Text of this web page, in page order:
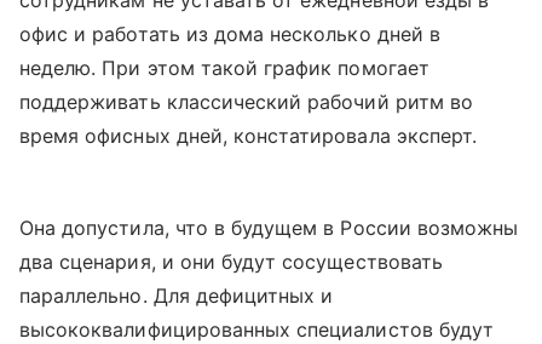
офис и работать из дома несколько дней в
неделю. При этом такой график помогает
поддерживать классический рабочий ритм во
время офисных дней, констатировала эксперт.
Она допустила, что в будущем в России возможны
два сценария, и они будут сосуществовать
параллельно. Для дефицитных и
высококвалифицированных специалистов будут